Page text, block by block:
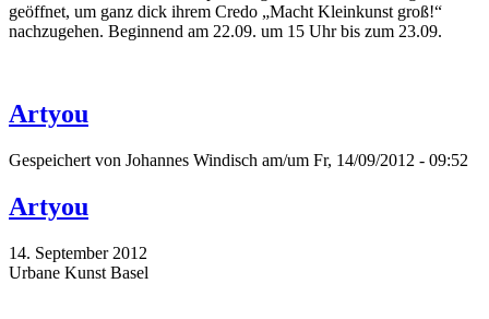
geöffnet, um ganz dick ihrem Credo „Macht Kleinkunst groß!“
nachzugehen. Beginnend am 22.09. um 15 Uhr bis zum 23.09.
Artyou
Gespeichert von Johannes Windisch am/um Fr, 14/09/2012 - 09:52
Artyou
14. September 2012
Urbane Kunst Basel